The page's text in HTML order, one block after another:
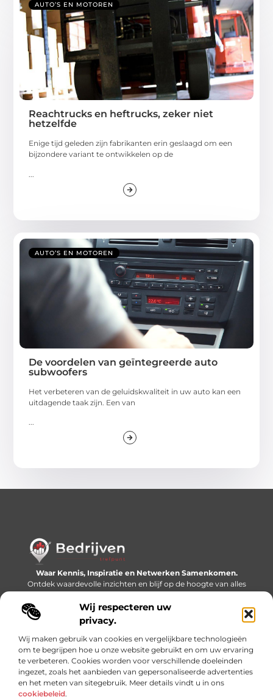
Wij respecteren uw
privacy.
Wij maken gebruik van cookies en vergelijkbare technologieën
om te begrijpen hoe u onze website gebruikt en om uw ervaring
te verbeteren. Cookies worden voor verschillende doeleinden
ingezet, zoals het aanbieden van gepersonaliseerde advertenties
en het meten van sitegebruik. Meer details vindt u in ons
cookiebeleid.
AUTO’S EN MOTOREN
Reachtrucks en heftrucks, zeker niet
hetzelfde
Enige tijd geleden zijn fabrikanten erin geslaagd om een
bijzondere variant te ontwikkelen op de
AUTO’S EN MOTOREN
De voordelen van geïntegreerde auto
subwoofers
Het verbeteren van de geluidskwaliteit in uw auto kan een
uitdagende taak zijn. Een van
Waar Kennis, Inspiratie en Netwerken Samenkomen.
Ontdek waardevolle inzichten en blijf op de hoogte van alles
wat er speelt in de wereld.
Bericht categorie
Onze informatie